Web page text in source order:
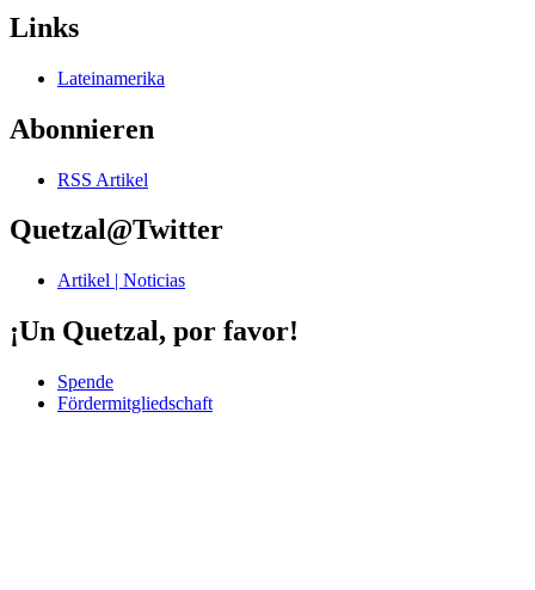
Links
Lateinamerika
Abonnieren
RSS Artikel
Quetzal@Twitter
Artikel | Noticias
¡Un Quetzal, por favor!
Spende
Fördermitgliedschaft